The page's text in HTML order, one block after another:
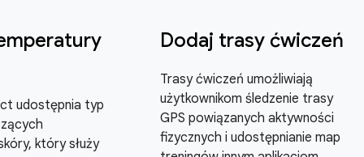
udostępnia typ
który służy
Dodaj trasy ćwiczeń
Trasy ćwiczeń umożliwiają
użytkownikom śledzenie trasy
GPS powiązanych aktywności
fizycznych i udostępnianie map